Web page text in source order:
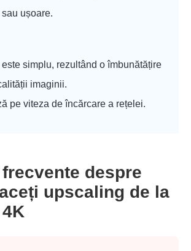
ușoare.
simplu, rezultând o îmbunătățire
imaginii.
pe viteza de încărcare a rețelei.
despre
upscaling de la